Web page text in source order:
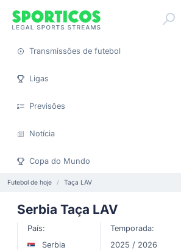
Transmissões de futebol
Ligas
Previsões
Notícia
Copa do Mundo
Futebol de hoje Taça LAV
Serbia Taça LAV
País:
Serbia
Temporada:
2025 / 2026